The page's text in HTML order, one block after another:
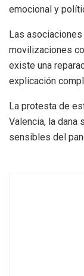
emocional y
Las
movilizaciones
existe una
explicación
La protesta de
Valencia, la dana
sensibles del